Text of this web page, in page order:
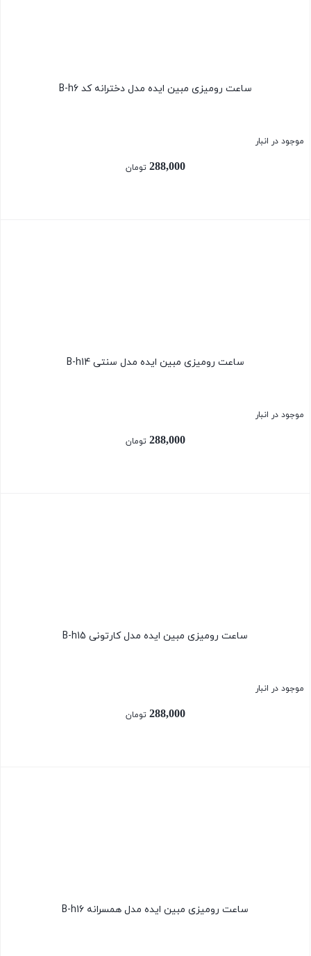
ساعت رومیزی مبین ایده مدل دخترانه کد B-h6
موجود در انبار
288,000 تومان
ساعت رومیزی مبین ایده مدل سنتی B-h14
موجود در انبار
288,000 تومان
ساعت رومیزی مبین ایده مدل کارتونی B-h15
موجود در انبار
288,000 تومان
ساعت رومیزی مبین ایده مدل همسرانه B-h16